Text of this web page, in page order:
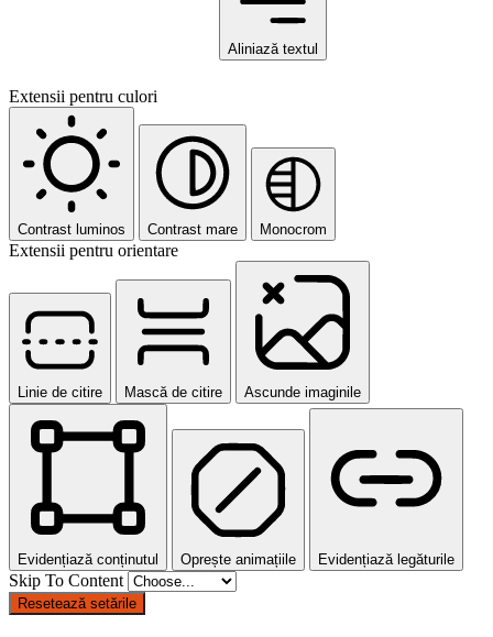
Aliniază textul
Extensii pentru culori
Contrast luminos Contrast mare Monocrom
Extensii pentru orientare
Linie de citire Mască de citire Ascunde imaginile
Evidențiază conținutul Oprește animațiile Evidențiază legăturile
Skip To Content
Resetează setările